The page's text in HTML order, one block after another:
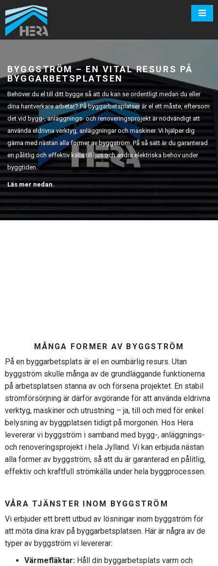
BYGGSTRÖM – EN VITAL RESURS PÅ
BYGGARBETSPLATSEN
Behöverdu el till ditt bygge så att du kan se ordentligt medan du eller
dina hantverkare arbetar? Påbyggarbetsplatser ärel ett måste, eftersom
det vid bygg-,anläggnings-och renoveringsprojekt är nödvändigt att
användaeldrivnaverktyg, anläggningar och maskiner. Vi hjälper dig
gärnamednästan allaformer avbyggström. På såsätt ärdu garanterad
enpålitlig och effektiv källatill ljus och andra elektriska behov under
byggtiden.
Läs mer nedan.
MÅNGA FORMER AV BYGGSTRÖM
På en byggarbetsplats är el en oumbärlig resurs. Utan
byggström skulle många av de grundläggande funktionerna
på arbetsplatsen stanna av och försena projektet. En stabil
strömförsörjning är därför avgörande för att använda eldrivna
verktyg, maskiner och utrustning – ja, till och med för enkel
belysning av byggplatsen tidigt på morgonen. Hos Hera
levererar vi byggström i samband med bygg-, anläggnings-
och renoveringsprojekt i hela Jylland. Vi kan erbjuda nästan
alla former av byggström, så att du är garanterad en pålitlig,
effektiv och kraftfull strömkälla under hela byggprocessen.
VÅRATJÄNSTER INOM BYGGSTRÖM
Vi erbjuder ett brett utbud av lösningar inom byggström för
att möta dina krav på byggarbetsplatsen. Här är några av de
typer av byggström vi levererar:
Värmefläktar: Håll din byggarbetsplats varm och